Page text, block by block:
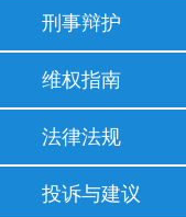
刑事辩护
维权指南
法律法规
投诉与建议